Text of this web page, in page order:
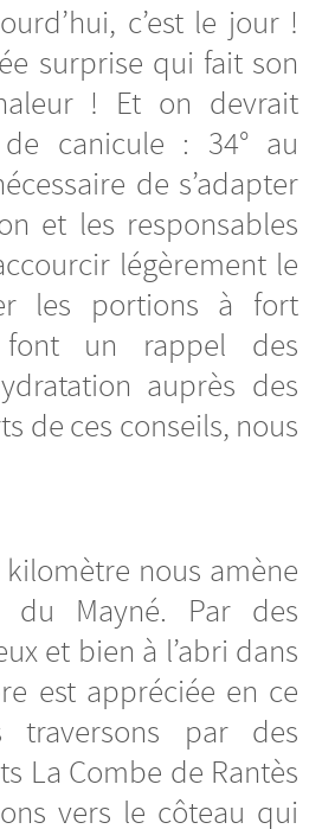
c’est le jour !
surprise qui fait son
! Et on devrait
canicule : 34° au
de s’adapter
et les responsables
légèrement le
les portions à fort
un rappel des
auprès des
de ces conseils, nous
nous amène
du Mayné. Par des
et bien à l’abri dans
est appréciée en ce
par des
La Combe de Rantès
vers le côteau qui